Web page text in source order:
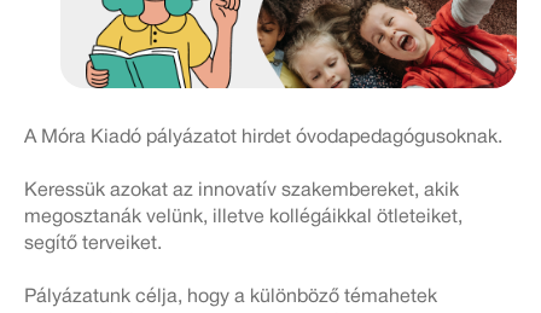
A Móra Kiadó pályázatot hirdet óvodapedagógusoknak.
Keressük azokat az innovatív szakembereket, akik
megosztanák velünk, illetve kollégáikkal ötleteiket,
segítő terveiket.
Pályázatunk célja, hogy a különböző témahetek